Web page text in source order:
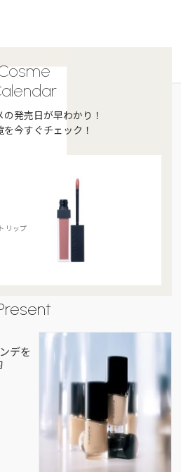
発売日が早わかり！
今すぐチェック！
リップ
デを